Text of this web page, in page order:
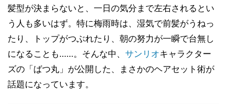
髪型が決まらないと、一日の気分まで左右されるとい
う人も多いはず。特に梅雨時は、湿気で前髪がうねっ
たり、トップがつぶれたり、朝の努力が一瞬で台無し
になることも……。そんな中、 サンリオキャラクター
ズの「ばつ丸」が公開した、まさかのヘアセット術が
話題になっています。